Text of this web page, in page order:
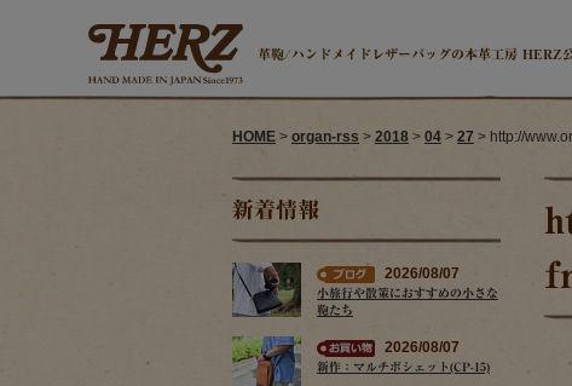
革鞄/ハンドメイドレザーバッグの本革工房 HERZ
HOME > organ-rss > 2018 > 04 > 27 > http://
新着情報
2026/08/07
小旅行や散策におすすめの小さな
鞄たち
2026/08/07
新作：マルチポシェット(CP-15)